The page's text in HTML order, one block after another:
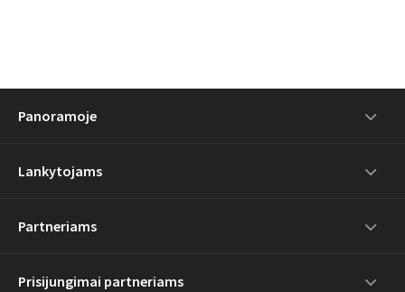
Panoramoje
Lankytojams
Partneriams
Prisijungimai partneriams